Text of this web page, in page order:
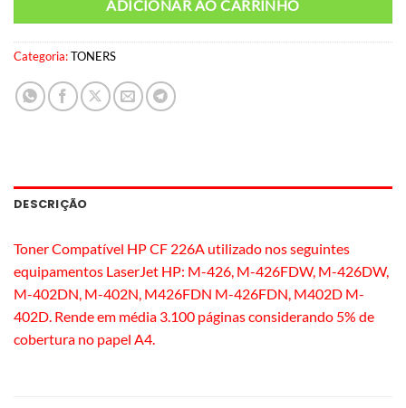
ADICIONAR AO CARRINHO
Categoria:TONERS
DESCRIÇÃO
Toner Compatível HP CF 226A utilizado nos seguintes
equipamentos LaserJet HP: M-426, M-426FDW, M-426DW,
M-402DN, M-402N, M426FDN M-426FDN, M402D M-
402D. Rende em média 3.100 páginas considerando 5% de
cobertura no papel A4.